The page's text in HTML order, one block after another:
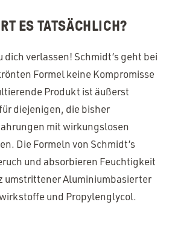
ES TATSÄCHLICH?
dich verlassen! Schmidt’s geht bei
Formel keine Kompromisse
Produkt ist äußerst
diejenigen, die bisher
mit wirkungslosen
Die Formeln von Schmidt’s
und absorbieren Feuchtigkeit
umstrittener Aluminiumbasierter
und Propylenglycol.